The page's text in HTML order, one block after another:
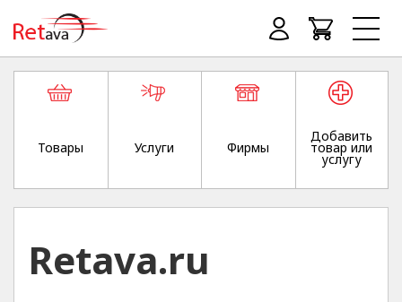
Товары Услуги Фирмы
Добавить
товар или
услугу
Retava.ru